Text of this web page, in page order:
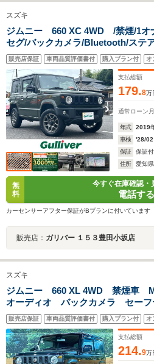
スズキ
ジムニー 660 XC 4WD /禁煙/1オ
セグ/バックカメラ/Bluetooth/ステ
ーズコントロール/前席シートヒー
サポート/車線逸脱警報/プッシュス
ー/ISOFIX
販売店保証 車両品質評価書付 購入プラン付 オ
支払総額
179.8万
通常ローン
年式 2019
車検
'28/02
保証
保証付
住所
愛知
無
料
今すぐ在庫確認・
電話する
カーセンサーアフター保証がBプランに付いています
販売店： ガリバー １５３豊田小坂店
スズキ
ジムニー 660 XL 4WD 禁煙車
オーディオ バックカメラ セー
アランスソナー シートヒーター
ホイール Bluetooth接続 スマー
販売店保証 車両品質評価書付 購入プラン付 オ
支払総額
214.9万